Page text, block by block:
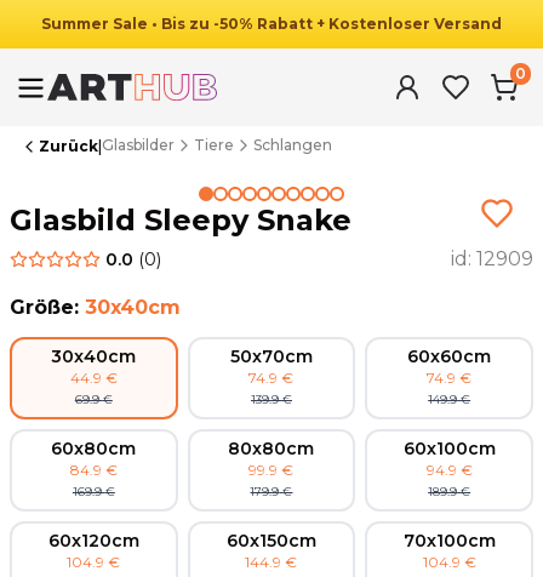
Summer Sale • Bis zu -50% Rabatt + Kostenloser Versand
0
Zurück Glasbilder Tiere Schlangen
Glasbild Sleepy Snake
0.0 (0) id: 12909
Größe: 30x40cm
30x40cm
44.9 €
69.9 €
50x70cm
74.9 €
139.9 €
60x60cm
74.9 €
149.9 €
60x80cm
84.9 €
169.9 €
80x80cm
99.9 €
179.9 €
60x100cm
94.9 €
189.9 €
60x120cm
104.9 €
60x150cm
144.9 €
70x100cm
104.9 €